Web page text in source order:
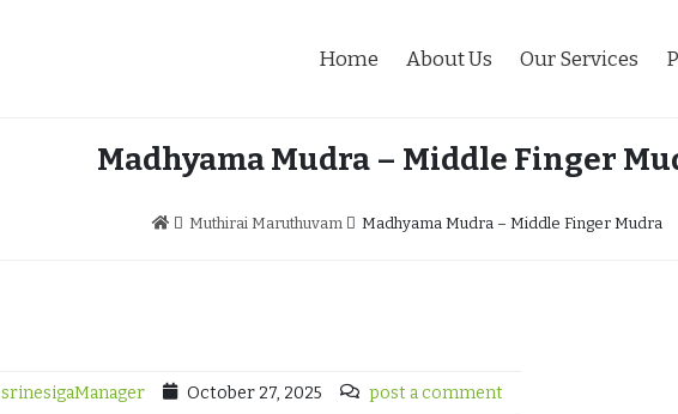
Home About Us Our Services
Madhyama Mudra – Middle Finger
Muthirai Maruthuvam Madhyama Mudra – Middle Finger Mudra
srinesigaManager October 27, 2025 post a comment